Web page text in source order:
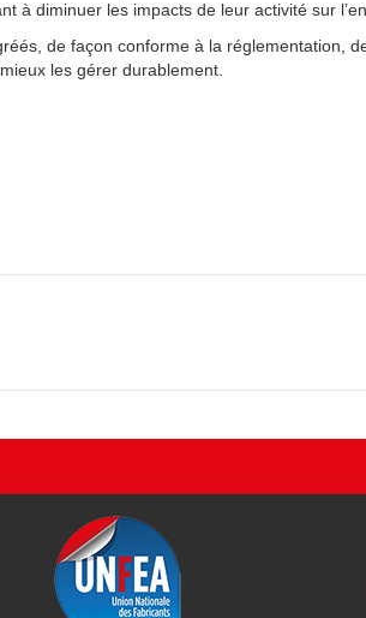
à diminuer les impacts de leur activité sur
de façon conforme à la réglementation,
les gérer durablement.